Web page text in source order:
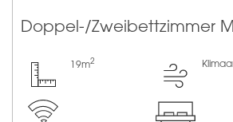
Doppel-/Zweibettzimmer
19m2